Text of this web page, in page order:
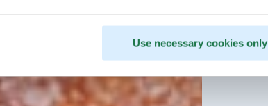
Use necessary cookies only